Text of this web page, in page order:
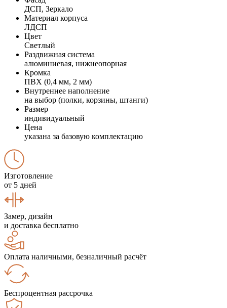
ДСП, Зеркало
Материал корпуса
ЛДСП
Цвет
Светлый
Раздвижная система
алюминиевая, нижнеопорная
Кромка
ПВХ (0,4 мм, 2 мм)
Внутреннее наполнение
на выбор (полки, корзины, штанги)
Размер
индивидуальный
Цена
указана за базовую комплектацию
Изготовление
от 5 дней
Замер, дизайн
и доставка бесплатно
Оплата наличными, безналичный расчёт
Беспроцентная рассрочка